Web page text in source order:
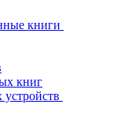
книги
книг